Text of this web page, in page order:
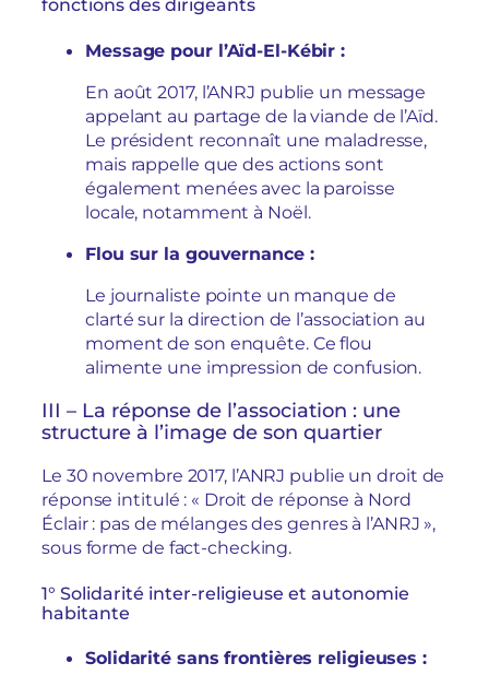
fonctions des dirigeants
Message pour l’Aïd-El-Kébir :
En août 2017, l’ANRJ publie un message
appelant au partage de la viande de l’Aïd.
Le président reconnaît une maladresse,
mais rappelle que des actions sont
également menées avec la paroisse
locale, notamment à Noël.
Flou sur la gouvernance :
Le journaliste pointe un manque de
clarté sur la direction de l’association au
moment de son enquête. Ce flou
alimente une impression de confusion.
III – La réponse de l’association : une
structure à l’image de son quartier
Le 30 novembre 2017, l’ANRJ publie un droit de
réponse intitulé : « Droit de réponse à Nord
Éclair : pas de mélanges des genres à l’ANRJ »,
sous forme de fact-checking.
1° Solidarité inter-religieuse et autonomie
habitante
Solidarité sans frontières religieuses :